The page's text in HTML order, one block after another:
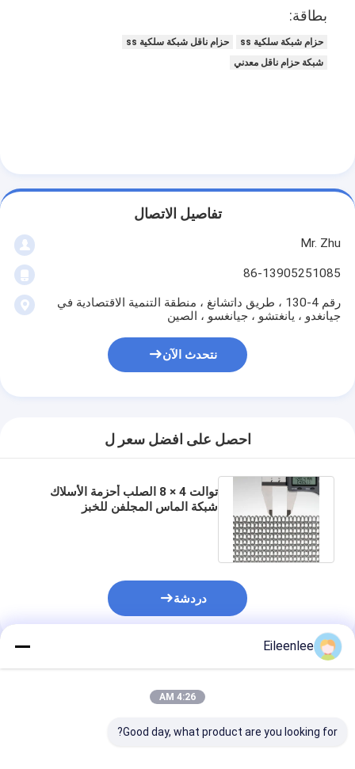
بطاقة:
حزام شبكة سلكية ss
حزام ناقل شبكة سلكية ss
شبكة حزام ناقل معدني
تفاصيل الاتصال
Mr. Zhu
86-13905251085
رقم 4-130 ، طريق داتشانغ ، منطقة التنمية الاقتصادية في
جيانغدو ، يانغتشو ، جيانغسو ، الصين
نتحدث الآن
احصل على افضل سعر ل
توالت 4 × 8 الصلب أحزمة الأسلاك
شبكة الماس المجلفن للخبز
دردشة
المنتجات الموصى بها
Eileenlee
4:26 AM
Good day, what product are you looking for?